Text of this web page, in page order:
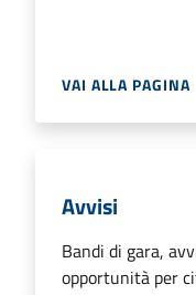
VAI ALLA PAGINA
Avvisi
Bandi di gara,
opportunità per